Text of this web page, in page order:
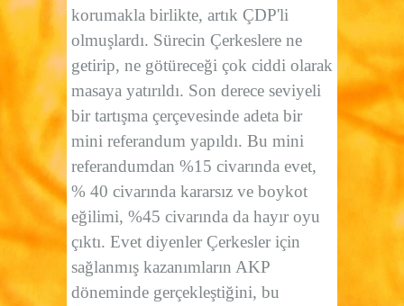
korumakla birlikte, artık ÇDP'li
olmuşlardı. Sürecin Çerkeslere ne
getirip, ne götüreceği çok ciddi olarak
masaya yatırıldı. Son derece seviyeli
bir tartışma çerçevesinde adeta bir
mini referandum yapıldı. Bu mini
referandumdan %15 civarında evet,
% 40 civarında kararsız ve boykot
eğilimi, %45 civarında da hayır oyu
çıktı. Evet diyenler Çerkesler için
sağlanmış kazanımların AKP
döneminde gerçekleştiğini, bu